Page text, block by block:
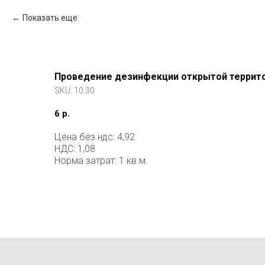
Показать еще
Проведение дезинфекции открытой
SKU: 10.30
6 р.
Цена без ндс: 4,92
НДС: 1,08
Норма затрат: 1 кв.м.